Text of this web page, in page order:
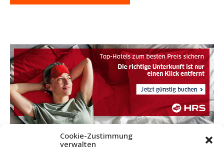
Cookie-Zustimmung
verwalten